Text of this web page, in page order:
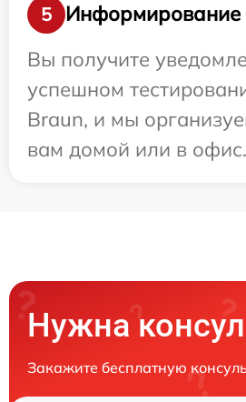
5
Информирование
Вы получите
успешном
Braun, и мы
вам домой или в офис.
Нужна
Закажите бесплатную